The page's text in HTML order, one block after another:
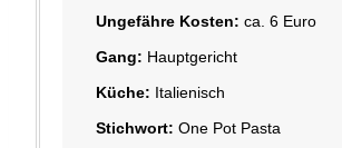
Ungefähre Kosten: ca. 6 Euro
Gang: Hauptgericht
Küche: Italienisch
Stichwort: One Pot Pasta